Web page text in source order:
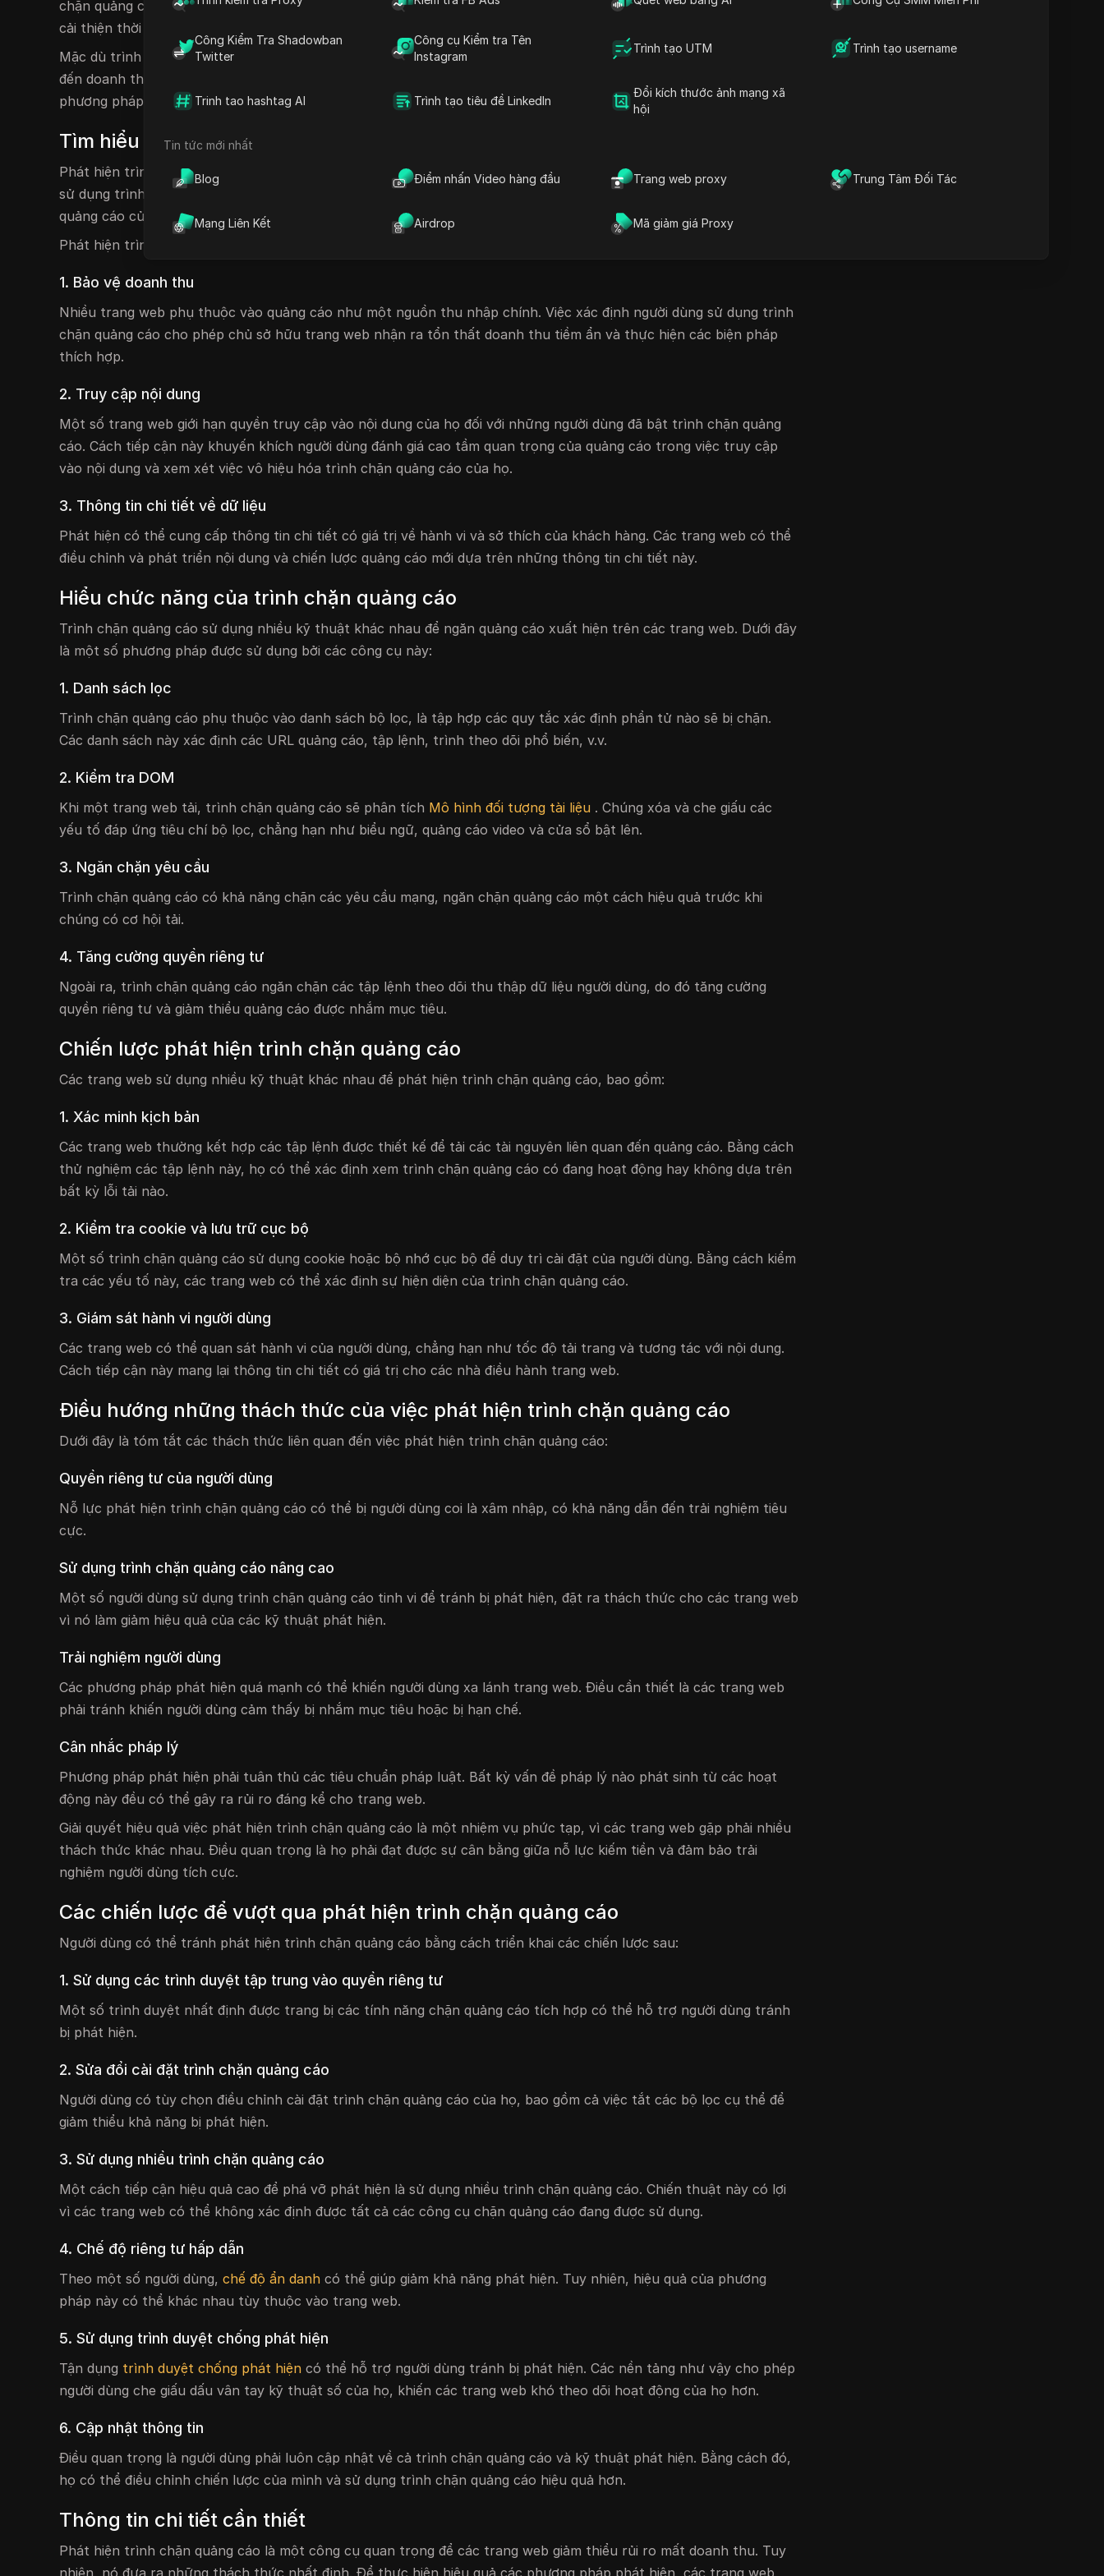
Công Kiểm Tra Shadowban
Twitter
Công cụ Kiểm tra Tên
Instagram
Trình tạo UTM Trình tạo username
Trinh tao hashtag AI Trình tạo tiêu đề LinkedIn
Đổi kích thước ảnh mạng xã
hội
Tin tức mới nhất
Blog Điểm nhấn Video hàng đầu Trang web proxy Trung Tâm Đối Tác
Mạng Liên Kết Airdrop Mã giảm giá Proxy
chặn quảng cáo, nó nâng cao trải nghiệm người dùng bằng cách giảm thiểu phiền nhiễu. Trình chặn quảng cáo cũng
cải thiện thời gian tải trang và tăng cường quyền riêng tư bằng cách giảm theo dõi.
Mặc dù trình chặn quảng cáo giúp duyệt web thuận tiện hơn cho người dùng, nhưng chúng có thể ảnh hưởng xấu
đến doanh thu trang web. Nhiều trang web dựa vào quảng cáo để được hỗ trợ tài chính, khiến họ sử dụng nhiều
phương pháp khác nhau để phát hiện trình chặn quảng cáo.
Tìm hiểu về kỹ thuật phát hiện trình chặn quảng cáo
Phát hiện trình chặn quảng cáo là một kỹ thuật được nhiều trang web sử dụng để xác định xem người dùng có đang
sử dụng trình chặn quảng cáo hay không. Quá trình này cho phép các trang web nhắc người dùng tắt trình chặn
quảng cáo của họ.
Phát hiện trình chặn quảng cáo rất quan trọng đối với các trang web vì một số lý do:
1. Bảo vệ doanh thu
Nhiều trang web phụ thuộc vào quảng cáo như một nguồn thu nhập chính. Việc xác định người dùng sử dụng trình
chặn quảng cáo cho phép chủ sở hữu trang web nhận ra tổn thất doanh thu tiềm ẩn và thực hiện các biện pháp
thích hợp.
2. Truy cập nội dung
Một số trang web giới hạn quyền truy cập vào nội dung của họ đối với những người dùng đã bật trình chặn quảng
cáo. Cách tiếp cận này khuyến khích người dùng đánh giá cao tầm quan trọng của quảng cáo trong việc truy cập
vào nội dung và xem xét việc vô hiệu hóa trình chặn quảng cáo của họ.
3. Thông tin chi tiết về dữ liệu
Phát hiện có thể cung cấp thông tin chi tiết có giá trị về hành vi và sở thích của khách hàng. Các trang web có thể
điều chỉnh và phát triển nội dung và chiến lược quảng cáo mới dựa trên những thông tin chi tiết này.
Hiểu chức năng của trình chặn quảng cáo
Trình chặn quảng cáo sử dụng nhiều kỹ thuật khác nhau để ngăn quảng cáo xuất hiện trên các trang web. Dưới đây
là một số phương pháp được sử dụng bởi các công cụ này:
1. Danh sách lọc
Trình chặn quảng cáo phụ thuộc vào danh sách bộ lọc, là tập hợp các quy tắc xác định phần tử nào sẽ bị chặn.
Các danh sách này xác định các URL quảng cáo, tập lệnh, trình theo dõi phổ biến, v.v.
2. Kiểm tra DOM
Khi một trang web tải, trình chặn quảng cáo sẽ phân tích Mô hình đối tượng tài liệu . Chúng xóa và che giấu các
yếu tố đáp ứng tiêu chí bộ lọc, chẳng hạn như biểu ngữ, quảng cáo video và cửa sổ bật lên.
3. Ngăn chặn yêu cầu
Trình chặn quảng cáo có khả năng chặn các yêu cầu mạng, ngăn chặn quảng cáo một cách hiệu quả trước khi
chúng có cơ hội tải.
4. Tăng cường quyền riêng tư
Ngoài ra, trình chặn quảng cáo ngăn chặn các tập lệnh theo dõi thu thập dữ liệu người dùng, do đó tăng cường
quyền riêng tư và giảm thiểu quảng cáo được nhắm mục tiêu.
Chiến lược phát hiện trình chặn quảng cáo
Các trang web sử dụng nhiều kỹ thuật khác nhau để phát hiện trình chặn quảng cáo, bao gồm:
1. Xác minh kịch bản
Các trang web thường kết hợp các tập lệnh được thiết kế để tải các tài nguyên liên quan đến quảng cáo. Bằng cách
thử nghiệm các tập lệnh này, họ có thể xác định xem trình chặn quảng cáo có đang hoạt động hay không dựa trên
bất kỳ lỗi tải nào.
2. Kiểm tra cookie và lưu trữ cục bộ
Một số trình chặn quảng cáo sử dụng cookie hoặc bộ nhớ cục bộ để duy trì cài đặt của người dùng. Bằng cách kiểm
tra các yếu tố này, các trang web có thể xác định sự hiện diện của trình chặn quảng cáo.
3. Giám sát hành vi người dùng
Các trang web có thể quan sát hành vi của người dùng, chẳng hạn như tốc độ tải trang và tương tác với nội dung.
Cách tiếp cận này mang lại thông tin chi tiết có giá trị cho các nhà điều hành trang web.
Điều hướng những thách thức của việc phát hiện trình chặn quảng cáo
Dưới đây là tóm tắt các thách thức liên quan đến việc phát hiện trình chặn quảng cáo:
Quyền riêng tư của người dùng
Nỗ lực phát hiện trình chặn quảng cáo có thể bị người dùng coi là xâm nhập, có khả năng dẫn đến trải nghiệm tiêu
cực.
Sử dụng trình chặn quảng cáo nâng cao
Một số người dùng sử dụng trình chặn quảng cáo tinh vi để tránh bị phát hiện, đặt ra thách thức cho các trang web
vì nó làm giảm hiệu quả của các kỹ thuật phát hiện.
Trải nghiệm người dùng
Các phương pháp phát hiện quá mạnh có thể khiến người dùng xa lánh trang web. Điều cần thiết là các trang web
phải tránh khiến người dùng cảm thấy bị nhắm mục tiêu hoặc bị hạn chế.
Cân nhắc pháp lý
Phương pháp phát hiện phải tuân thủ các tiêu chuẩn pháp luật. Bất kỳ vấn đề pháp lý nào phát sinh từ các hoạt
động này đều có thể gây ra rủi ro đáng kể cho trang web.
Giải quyết hiệu quả việc phát hiện trình chặn quảng cáo là một nhiệm vụ phức tạp, vì các trang web gặp phải nhiều
thách thức khác nhau. Điều quan trọng là họ phải đạt được sự cân bằng giữa nỗ lực kiếm tiền và đảm bảo trải
nghiệm người dùng tích cực.
Các chiến lược để vượt qua phát hiện trình chặn quảng cáo
Người dùng có thể tránh phát hiện trình chặn quảng cáo bằng cách triển khai các chiến lược sau:
1. Sử dụng các trình duyệt tập trung vào quyền riêng tư
Một số trình duyệt nhất định được trang bị các tính năng chặn quảng cáo tích hợp có thể hỗ trợ người dùng tránh
bị phát hiện.
2. Sửa đổi cài đặt trình chặn quảng cáo
Người dùng có tùy chọn điều chỉnh cài đặt trình chặn quảng cáo của họ, bao gồm cả việc tắt các bộ lọc cụ thể để
giảm thiểu khả năng bị phát hiện.
3. Sử dụng nhiều trình chặn quảng cáo
Một cách tiếp cận hiệu quả cao để phá vỡ phát hiện là sử dụng nhiều trình chặn quảng cáo. Chiến thuật này có lợi
vì các trang web có thể không xác định được tất cả các công cụ chặn quảng cáo đang được sử dụng.
4. Chế độ riêng tư hấp dẫn
Theo một số người dùng, chế độ ẩn danh có thể giúp giảm khả năng phát hiện. Tuy nhiên, hiệu quả của phương
pháp này có thể khác nhau tùy thuộc vào trang web.
5. Sử dụng trình duyệt chống phát hiện
Tận dụng trình duyệt chống phát hiện có thể hỗ trợ người dùng tránh bị phát hiện. Các nền tảng như vậy cho phép
người dùng che giấu dấu vân tay kỹ thuật số của họ, khiến các trang web khó theo dõi hoạt động của họ hơn.
6. Cập nhật thông tin
Điều quan trọng là người dùng phải luôn cập nhật về cả trình chặn quảng cáo và kỹ thuật phát hiện. Bằng cách đó,
họ có thể điều chỉnh chiến lược của mình và sử dụng trình chặn quảng cáo hiệu quả hơn.
Thông tin chi tiết cần thiết
Phát hiện trình chặn quảng cáo là một công cụ quan trọng để các trang web giảm thiểu rủi ro mất doanh thu. Tuy
nhiên, nó đưa ra những thách thức nhất định. Để thực hiện hiệu quả các phương pháp phát hiện, các trang web
gặp
quản lý nhiều tài khoản một